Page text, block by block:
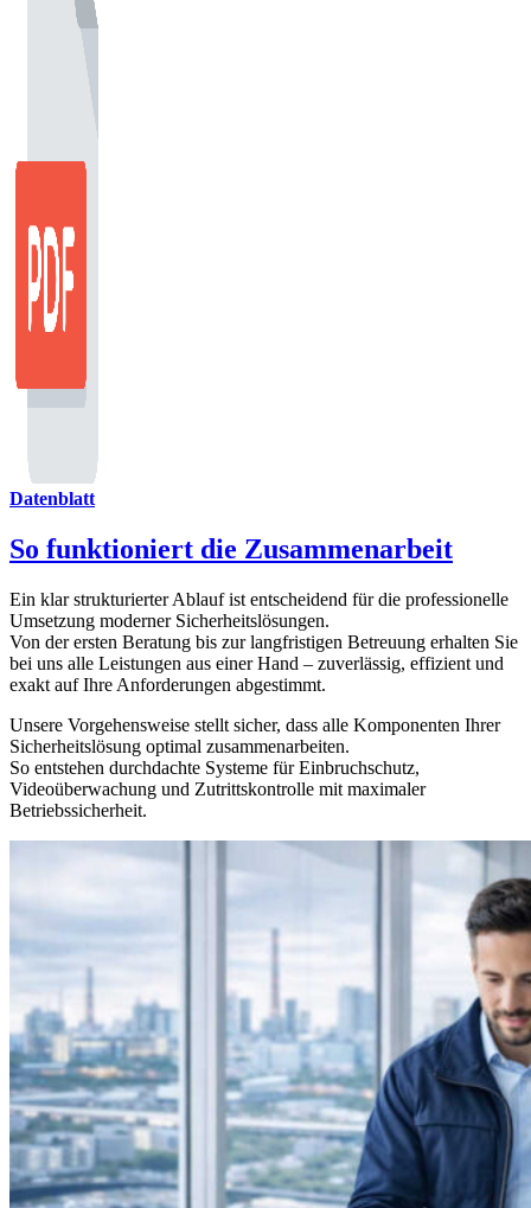
Datenblatt
So funktioniert die Zusammenarbeit
Ein klar strukturierter Ablauf ist entscheidend für die professionelle
Umsetzung moderner Sicherheitslösungen.
Von der ersten Beratung bis zur langfristigen Betreuung erhalten Sie
bei uns alle Leistungen aus einer Hand – zuverlässig, effizient und
exakt auf Ihre Anforderungen abgestimmt.
Unsere Vorgehensweise stellt sicher, dass alle Komponenten Ihrer
Sicherheitslösung optimal zusammenarbeiten.
So entstehen durchdachte Systeme für Einbruchschutz,
Videoüberwachung und Zutrittskontrolle mit maximaler
Betriebssicherheit.